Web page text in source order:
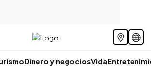
Dinero y negociosVida